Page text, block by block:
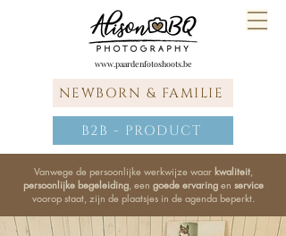
www.paardenfotoshoots.be
Vanwege de persoonlijke werkwijze waar kwaliteit,
persoonlijke begeleiding, een goede ervaringen service
voorop staat, zijn de plaatsjes in de agenda beperkt.
B2B - PRODUCT
NEWBORN & FAMILIE